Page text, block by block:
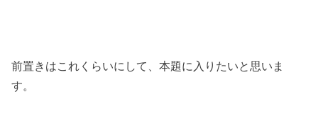
前置きはこれくらいにして、本題に入りたいと思いま
す。